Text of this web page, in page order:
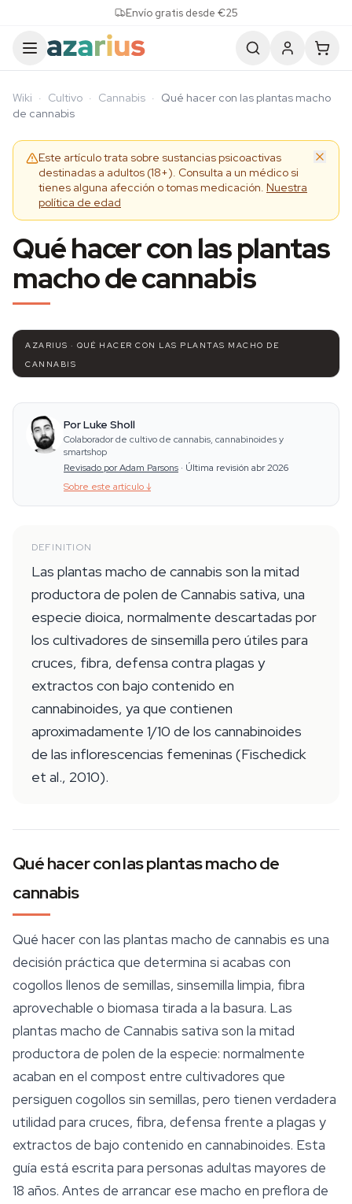
Envío gratis desde €25
Wiki · Cultivo · Cannabis · Qué hacer con las plantas macho
de cannabis
Este artículo trata sobre sustancias psicoactivas
destinadas a adultos (18+). Consulta a un médico si
tienes alguna afección o tomas medicación. Nuestra
política de edad
Qué hacer con las plantas
macho de cannabis
AZARIUS · QUÉ HACER CON LAS PLANTAS MACHO DE
CANNABIS
Por Luke Sholl
Colaborador de cultivo de cannabis, cannabinoides y
smartshop
Revisado por Adam Parsons · Última revisión abr 2026
Sobre este artículo↓
DEFINITION
Las plantas macho de cannabis son la mitad
productora de polen de Cannabis sativa, una
especie dioica, normalmente descartadas por
los cultivadores de sinsemilla pero útiles para
cruces, fibra, defensa contra plagas y
extractos con bajo contenido en
cannabinoides, ya que contienen
aproximadamente 1/10 de los cannabinoides
de las inflorescencias femeninas (Fischedick
et al., 2010).
Qué hacer con las plantas macho de
cannabis
Qué hacer con las plantas macho de cannabis es una
decisión práctica que determina si acabas con
cogollos llenos de semillas, sinsemilla limpia, fibra
aprovechable o biomasa tirada a la basura. Las
plantas macho de Cannabis sativa son la mitad
productora de polen de la especie: normalmente
acaban en el compost entre cultivadores que
persiguen cogollos sin semillas, pero tienen verdadera
utilidad para cruces, fibra, defensa frente a plagas y
extractos de bajo contenido en cannabinoides. Esta
guía está escrita para personas adultas mayores de
18 años. Antes de arrancar ese macho en preflora de